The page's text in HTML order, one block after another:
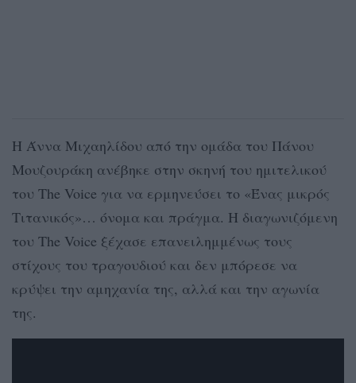
Η Άννα Μιχαηλίδου από την ομάδα του Πάνου
Μουζουράκη ανέβηκε στην σκηνή του ημιτελικού
του The Voice για να ερμηνεύσει το «Ένας μικρός
Τιτανικός»… όνομα και πράγμα. Η διαγωνιζόμενη
του The Voice ξέχασε επανειλημμένως τους
στίχους του τραγουδιού και δεν μπόρεσε να
κρύψει την αμηχανία της, αλλά και την αγωνία
της.